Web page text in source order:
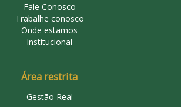
Fale Conosco
Trabalhe conosco
Onde estamos
Institucional
Área restrita
Gestão Real